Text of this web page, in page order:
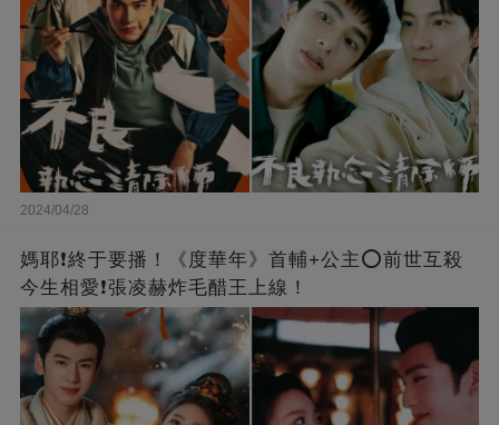
2024/04/28
媽耶❗️終于要播！《度華年》首輔+公主⭕前世互殺
今生相愛❗張凌赫炸毛醋王上線！